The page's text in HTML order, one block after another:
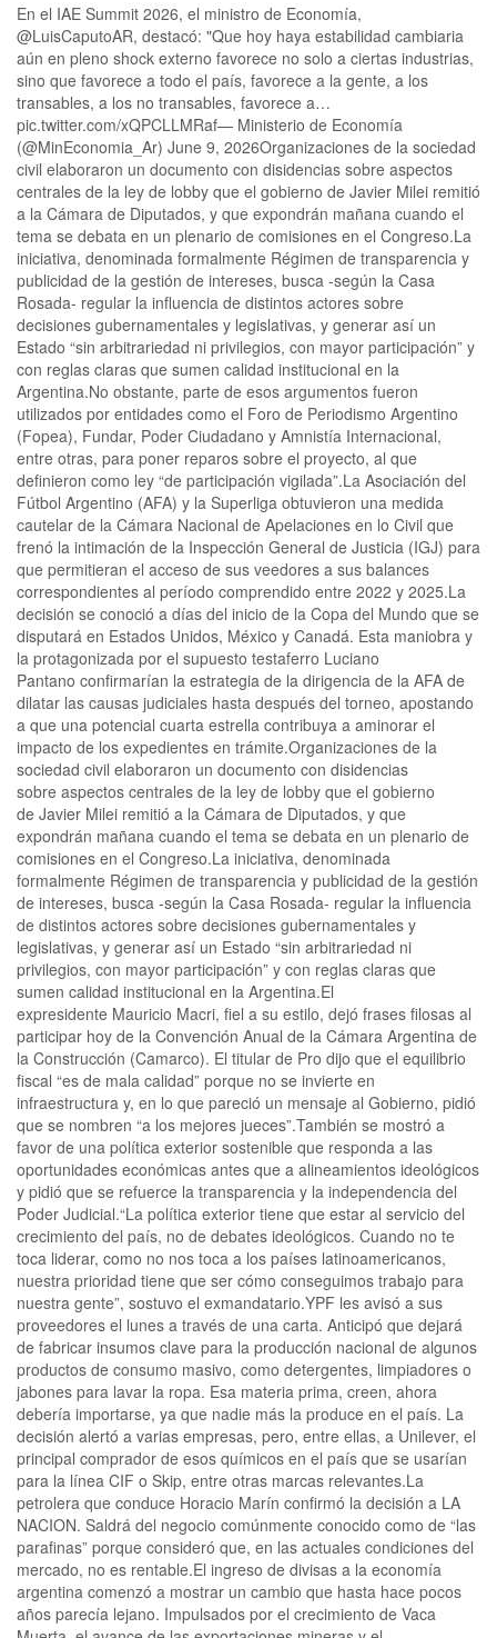
En el IAE Summit 2026, el ministro de Economía,
@LuisCaputoAR, destacó: "Que hoy haya estabilidad cambiaria
aún en pleno shock externo favorece no solo a ciertas industrias,
sino que favorece a todo el país, favorece a la gente, a los
transables, a los no transables, favorece a…
pic.twitter.com/xQPCLLMRaf— Ministerio de Economía
(@MinEconomia_Ar) June 9, 2026Organizaciones de la sociedad
civil elaboraron un documento con disidencias sobre aspectos
centrales de la ley de lobby que el gobierno de Javier Milei remitió
a la Cámara de Diputados, y que expondrán mañana cuando el
tema se debata en un plenario de comisiones en el Congreso.La
iniciativa, denominada formalmente Régimen de transparencia y
publicidad de la gestión de intereses, busca -según la Casa
Rosada- regular la influencia de distintos actores sobre
decisiones gubernamentales y legislativas, y generar así un
Estado “sin arbitrariedad ni privilegios, con mayor participación” y
con reglas claras que sumen calidad institucional en la
Argentina.No obstante, parte de esos argumentos fueron
utilizados por entidades como el Foro de Periodismo Argentino
(Fopea), Fundar, Poder Ciudadano y Amnistía Internacional,
entre otras, para poner reparos sobre el proyecto, al que
definieron como ley “de participación vigilada”.La Asociación del
Fútbol Argentino (AFA) y la Superliga obtuvieron una medida
cautelar de la Cámara Nacional de Apelaciones en lo Civil que
frenó la intimación de la Inspección General de Justicia (IGJ) para
que permitieran el acceso de sus veedores a sus balances
correspondientes al período comprendido entre 2022 y 2025.La
decisión se conoció a días del inicio de la Copa del Mundo que se
disputará en Estados Unidos, México y Canadá. Esta maniobra y
la protagonizada por el supuesto testaferro Luciano
Pantano confirmarían la estrategia de la dirigencia de la AFA de
dilatar las causas judiciales hasta después del torneo, apostando
a que una potencial cuarta estrella contribuya a aminorar el
impacto de los expedientes en trámite.Organizaciones de la
sociedad civil elaboraron un documento con disidencias
sobre aspectos centrales de la ley de lobby que el gobierno
de Javier Milei remitió a la Cámara de Diputados, y que
expondrán mañana cuando el tema se debata en un plenario de
comisiones en el Congreso.La iniciativa, denominada
formalmente Régimen de transparencia y publicidad de la gestión
de intereses, busca -según la Casa Rosada- regular la influencia
de distintos actores sobre decisiones gubernamentales y
legislativas, y generar así un Estado “sin arbitrariedad ni
privilegios, con mayor participación” y con reglas claras que
sumen calidad institucional en la Argentina.El
expresidente Mauricio Macri, fiel a su estilo, dejó frases filosas al
participar hoy de la Convención Anual de la Cámara Argentina de
la Construcción (Camarco). El titular de Pro dijo que el equilibrio
fiscal “es de mala calidad” porque no se invierte en
infraestructura y, en lo que pareció un mensaje al Gobierno, pidió
que se nombren “a los mejores jueces”.También se mostró a
favor de una política exterior sostenible que responda a las
oportunidades económicas antes que a alineamientos ideológicos
y pidió que se refuerce la transparencia y la independencia del
Poder Judicial.“La política exterior tiene que estar al servicio del
crecimiento del país, no de debates ideológicos. Cuando no te
toca liderar, como no nos toca a los países latinoamericanos,
nuestra prioridad tiene que ser cómo conseguimos trabajo para
nuestra gente”, sostuvo el exmandatario.YPF les avisó a sus
proveedores el lunes a través de una carta. Anticipó que dejará
de fabricar insumos clave para la producción nacional de algunos
productos de consumo masivo, como detergentes, limpiadores o
jabones para lavar la ropa. Esa materia prima, creen, ahora
debería importarse, ya que nadie más la produce en el país. La
decisión alertó a varias empresas, pero, entre ellas, a Unilever, el
principal comprador de esos químicos en el país que se usarían
para la línea CIF o Skip, entre otras marcas relevantes.La
petrolera que conduce Horacio Marín confirmó la decisión a LA
NACION. Saldrá del negocio comúnmente conocido como de “las
parafinas” porque consideró que, en las actuales condiciones del
mercado, no es rentable.El ingreso de divisas a la economía
argentina comenzó a mostrar un cambio que hasta hace pocos
años parecía lejano. Impulsados por el crecimiento de Vaca